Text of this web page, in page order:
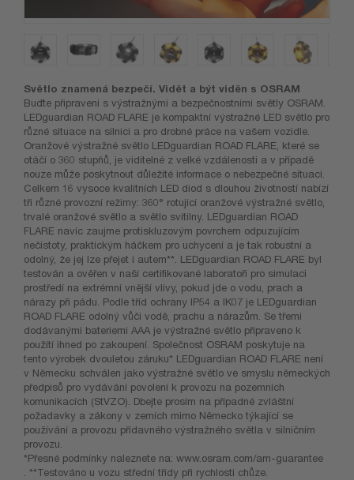
Světlo znamená bezpečí. Vidět a být viděn s OSRAM
Buďte připraveni s výstražnými a bezpečnostními světly OSRAM.
LEDguardian ROAD FLARE je kompaktní výstražné LED světlo pro
různé situace na silnici a pro drobné práce na vašem vozidle.
Oranžové výstražné světlo LEDguardian ROAD FLARE, které se
otáčí o 360 stupňů, je viditelné z velké vzdálenosti a v případě
nouze může poskytnout důležité informace o nebezpečné situaci.
Celkem 16 vysoce kvalitních LED diod s dlouhou životností nabízí
tři různé provozní režimy: 360° rotující oranžové výstražné světlo,
trvalé oranžové světlo a světlo svítilny. LEDguardian ROAD
FLARE navíc zaujme protiskluzovým povrchem odpuzujícím
nečistoty, praktickým háčkem pro uchycení a je tak robustní a
odolný, že jej lze přejet i autem**. LEDguardian ROAD FLARE byl
testován a ověřen v naší certifikované laboratoři pro simulaci
prostředí na extrémní vnější vlivy, pokud jde o vodu, prach a
nárazy při pádu. Podle tříd ochrany IP54 a IK07 je LEDguardian
ROAD FLARE odolný vůči vodě, prachu a nárazům. Se třemi
dodávanými bateriemi AAA je výstražné světlo připraveno k
použití ihned po zakoupení. Společnost OSRAM poskytuje na
tento výrobek dvouletou záruku* LEDguardian ROAD FLARE není
v Německu schválen jako výstražné světlo ve smyslu německých
předpisů pro vydávání povolení k provozu na pozemních
komunikacích (StVZO). Dbejte prosím na případné zvláštní
požadavky a zákony v zemích mimo Německo týkající se
používání a provozu přídavného výstražného světla v silničním
provozu.
*Přesné podmínky naleznete na: www.osram.com/am-guarantee
. **Testováno u vozu střední třídy při rychlosti chůze.